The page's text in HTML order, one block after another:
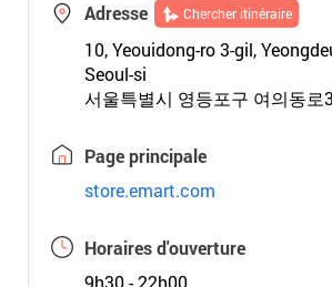
Adresse Chercher itinéraire
10, Yeouidong-ro 3-gil,
Seoul-si
서울특별시 영등포구 여의동로
Page principale
store.emart.com
Horaires d'ouverture
9h30 - 22h00